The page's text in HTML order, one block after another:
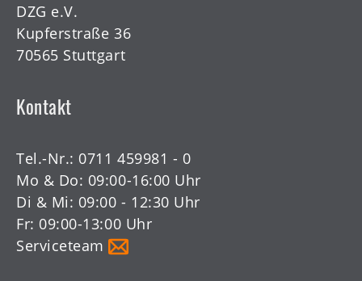
DZG e.V.
Kupferstraße 36
70565 Stuttgart
Kontakt
Tel.-Nr.: 0711 459981 - 0
Mo & Do: 09:00-16:00 Uhr
Di & Mi: 09:00 - 12:30 Uhr
Fr: 09:00-13:00 Uhr
Serviceteam